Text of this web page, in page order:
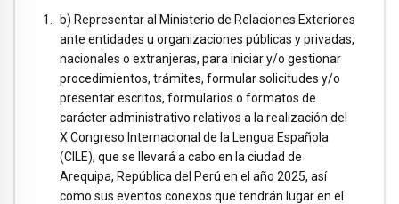
b) Representar al Ministerio de Relaciones Exteriores
ante entidades u organizaciones públicas y privadas,
nacionales o extranjeras, para iniciar y/o gestionar
procedimientos, trámites, formular solicitudes y/o
presentar escritos, formularios o formatos de
carácter administrativo relativos a la realización del
X Congreso Internacional de la Lengua Española
(CILE), que se llevará a cabo en la ciudad de
Arequipa, República del Perú en el año 2025, así
como sus eventos conexos que tendrán lugar en el